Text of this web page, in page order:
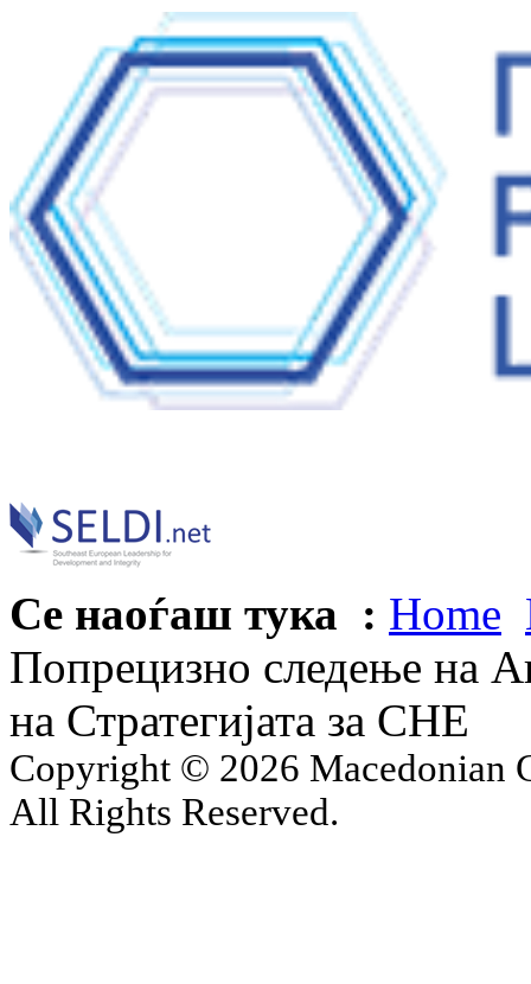
Се наоѓаш тука : Home
Попрецизно следење на
на Стратегијата за СНЕ
Copyright © 2026 Macedonian
All Rights Reserved.